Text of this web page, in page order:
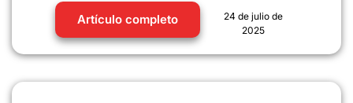
Artículo completo
24 de julio de
2025